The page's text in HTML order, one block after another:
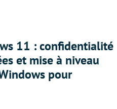
11 : confidentialité
et mise à niveau
pour